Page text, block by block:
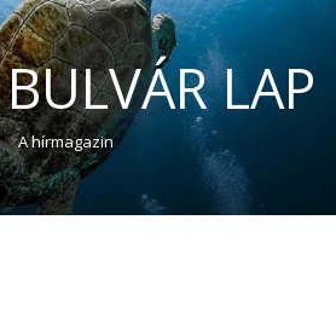
LAP
A hírmagazin